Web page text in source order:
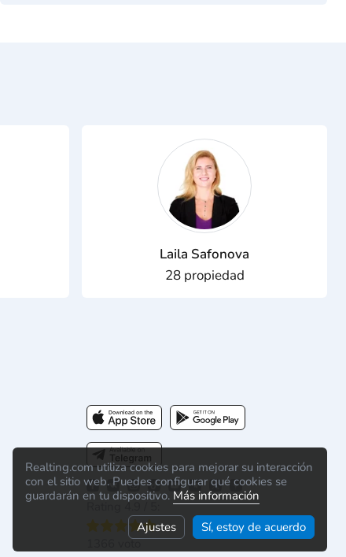
Realting.com utiliza cookies para mejorar su interacción
con el sitio web. Puedes configurar qué cookies se
guardarán en tu dispositivo. Más información
Ajustes
Sí, estoy de acuerdo
Laila Safonova
28 propiedad
Rating 4.9 / 5:
1366 voto